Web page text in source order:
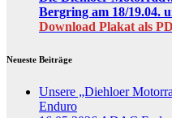
Bergring am 18/19.04.
Download Plakat als
Neueste Beiträge
Unsere „Diehloer
Enduro